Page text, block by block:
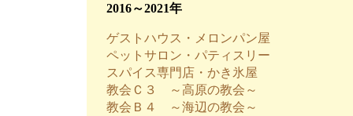
2016～2021年
ゲストハウス・メロンパン屋
ペットサロン・パティスリー
スパイス専門店・かき氷屋
教会Ｃ３ ～高原の教会～
教会Ｂ４ ～海辺の教会～